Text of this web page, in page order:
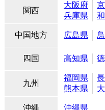
関西
大阪府
兵庫県
中国地方 広島県
四国 高知県
九州
福岡県
熊本県
沖縄 沖縄県